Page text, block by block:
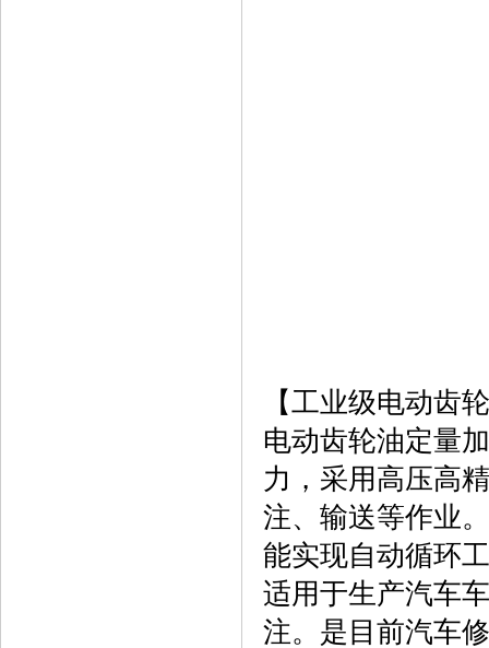
【工业级电动齿
电动齿轮油定量
力，采用高压高
注、输送等作业
能实现自动循环
适用于生产汽车
注。是目前汽车